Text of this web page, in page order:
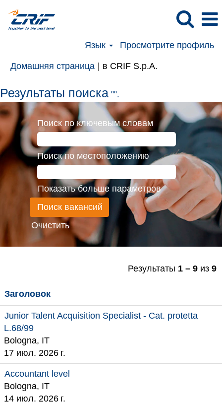
Язык Просмотрите профиль
Домашняя страница в CRIF S.p.A.
Результаты поиска "".
Поиск по ключевым словам
Поиск по местоположению
Показать больше параметров
Очистить
Результаты 1 – 9 из 9
Заголовок
Junior Talent Acquisition Specialist - Cat. protetta
L.68/99
Bologna, IT
17 июл. 2026 г.
Accountant level
Bologna, IT
14 июл. 2026 г.